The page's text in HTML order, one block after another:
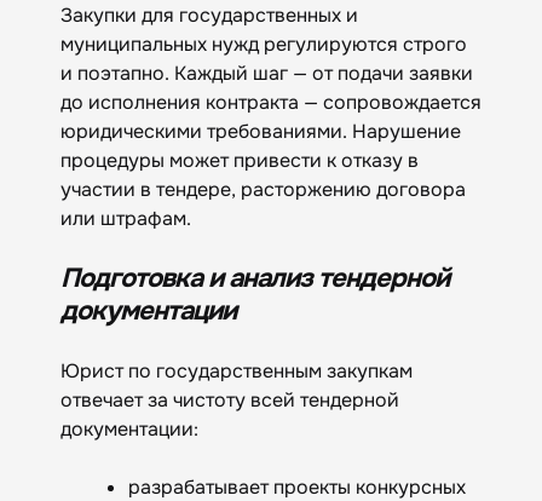
Закупки для государственных и
муниципальных нужд регулируются строго
и поэтапно. Каждый шаг — от подачи заявки
до исполнения контракта — сопровождается
юридическими требованиями. Нарушение
процедуры может привести к отказу в
участии в тендере, расторжению договора
или штрафам.
Подготовка и анализ тендерной
документации
Юрист по государственным закупкам
отвечает за чистоту всей тендерной
документации:
разрабатывает проекты конкурсных